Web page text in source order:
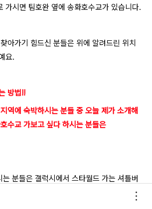
가시면 팀호완 옆에 송화호수교가 있습니다.
아가기 힘드신 분들은 위에 알려드린 위치
요.
방법!!
역에 숙박하시는 분들 중 오늘 제가 소개해
수교 가보고 싶다 하시는 분들은
분들은 갤럭시에서 스타월드 가는 셔틀버